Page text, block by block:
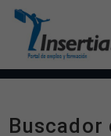
Buscador